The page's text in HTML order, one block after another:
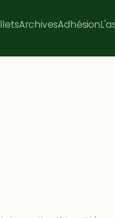
ArchivesAdhésion